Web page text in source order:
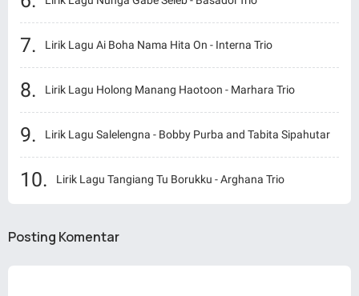
Lirik Lagu Ai Boha Nama Hita On - Interna Trio
Lirik Lagu Holong Manang Haotoon - Marhara Trio
Lirik Lagu Salelengna - Bobby Purba and Tabita Sipahutar
Lirik Lagu Tangiang Tu Borukku - Arghana Trio
Posting Komentar